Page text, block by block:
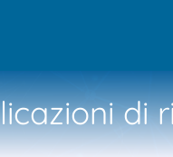
di